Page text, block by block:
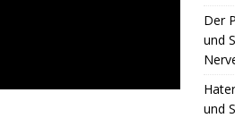
Der
und
und